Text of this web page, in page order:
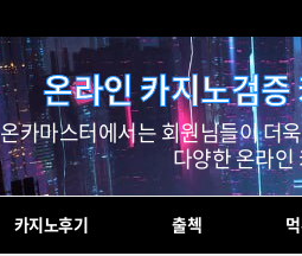
온라인 카지노검
온카마스터에서는 회원님들이 더
다양한 온라
카지노후기 출첵